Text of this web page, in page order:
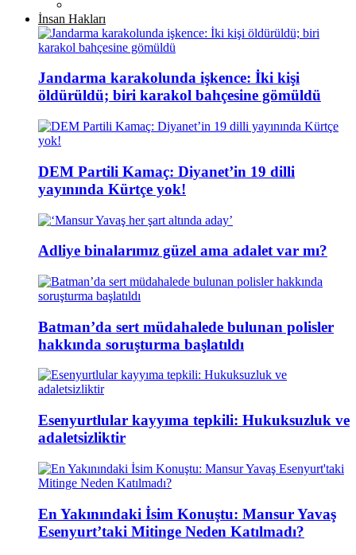
İnsan Hakları
Jandarma karakolunda işkence: İki kişi
öldürüldü; biri karakol bahçesine gömüldü
DEM Partili Kamaç: Diyanet’in 19 dilli
yayınında Kürtçe yok!
Adliye binalarımız güzel ama adalet var mı?
Batman’da sert müdahalede bulunan polisler
hakkında soruşturma başlatıldı
Esenyurtlular kayyıma tepkili: Hukuksuzluk ve
adaletsizliktir
En Yakınındaki İsim Konuştu: Mansur Yavaş
Esenyurt’taki Mitinge Neden Katılmadı?